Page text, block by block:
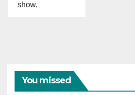
show.
You missed